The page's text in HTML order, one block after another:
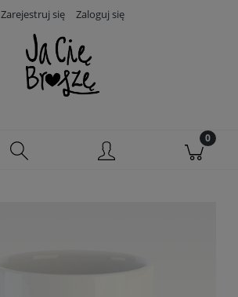
Zarejestruj się Zaloguj się